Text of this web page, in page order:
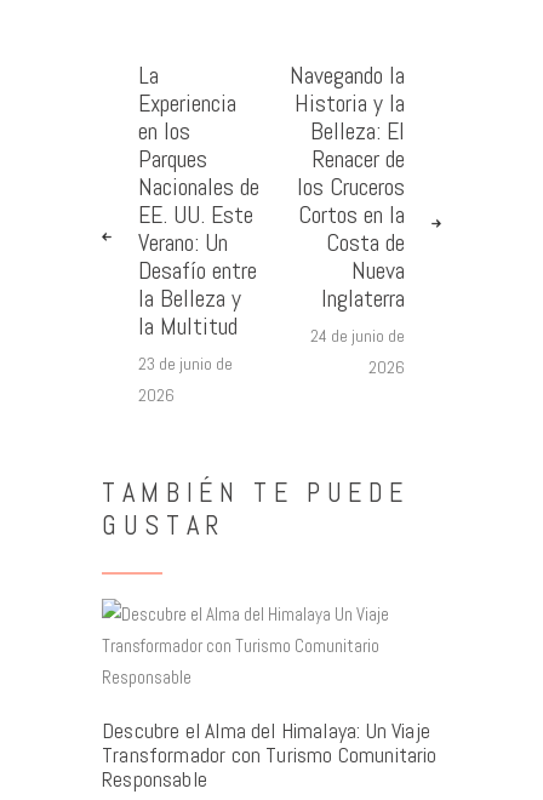
La
Experiencia
en los
Parques
Nacionales de
EE. UU. Este
Verano: Un
Desafío entre
la Belleza y
la Multitud
23 de junio de
2026
Navegando la
Historia y la
Belleza: El
Renacer de
los Cruceros
Cortos en la
Costa de
Nueva
Inglaterra
24 de junio de
2026
TAMBIÉN TE PUEDE
GUSTAR
Descubre el Alma del Himalaya: Un Viaje
Transformador con Turismo Comunitario
Responsable